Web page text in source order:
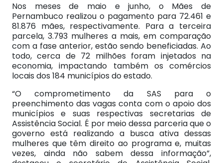
Nos meses de maio e junho, o Mães de
Pernambuco realizou o pagamento para 72.461 e
81.876 mães, respectivamente. Para a terceira
parcela, 3.793 mulheres a mais, em comparação
com a fase anterior, estão sendo beneficiadas. Ao
todo, cerca de 72 milhões foram injetados na
economia, impactando também os comércios
locais dos 184 municípios do estado.
“O comprometimento da SAS para o
preenchimento das vagas conta com o apoio dos
municípios e suas respectivas secretarias de
Assistência Social. É por meio dessa parceria que o
governo está realizando a busca ativa dessas
mulheres que têm direito ao programa e, muitas
vezes, ainda não sabem dessa informação”,